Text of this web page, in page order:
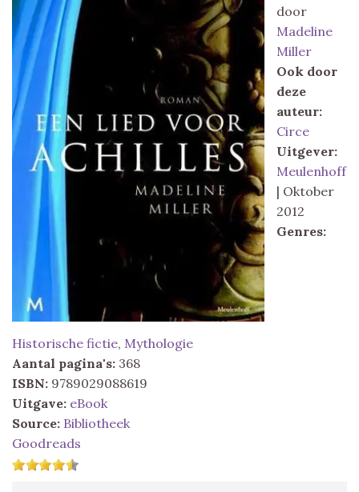
door
Madeline
Miller
Ook door
deze
auteur:
Circe
Uitgever:
Meulenhoff
| Oktober
2012
Genres:
Historische fictie, Mythologie
Aantal pagina's: 368
ISBN: 9789029088619
Uitgave: eBook
Source: Bibliotheek
Goodreads